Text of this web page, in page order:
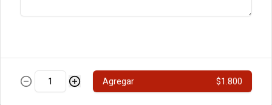
Camarón furay, palta, cubierto de queso,
chimichurri nikkei, flameado, crocante o brotes y
Agregar $1.800